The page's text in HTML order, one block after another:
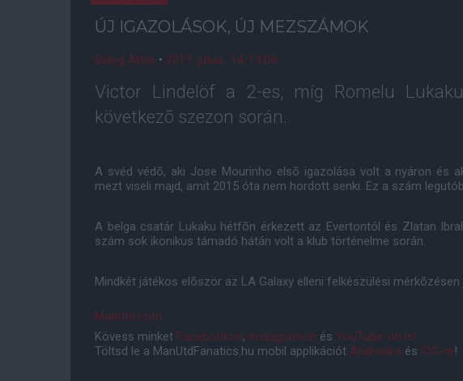
ÚJ IGAZOLÁSOK, ÚJ MEZSZÁMOK
Balog Attila • 2017. július. 14. 13:08
Victor Lindelöf a 2-es, míg Romelu
következõ szezon során.
A svéd védõ, aki Jose Mourinho elsõ igazolása volt a nyáron és
mezt viseli majd, amit 2015 óta nem hordott senki. Ez a szám
A belga csatár Lukaku hétfõn érkezett az Evertontól és Zlatan
szám sok ikonikus támadó hátán volt a klub történelme során.
Mindkét játékos elõször az LA Galaxy elleni felkészülési
ManUtd.com
Kövess minket Facebookon, Instagramon és YouTube-on is!
Töltsd le a ManUtdFanatics.hu mobil applikációt Androidra és iOS-re!